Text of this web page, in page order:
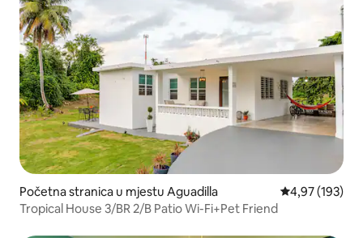
Početna stranica u mjestu Aguadilla prosječna
4,97 (193)
Tropical House 3/BR 2/B Patio Wi-Fi+Pet Friend